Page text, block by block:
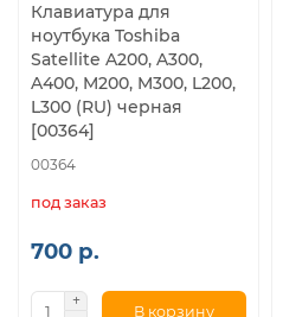
Клавиатура для
ноутбука Toshiba
Satellite A200, A300,
A400, M200, M300, L200,
L300 (RU) черная
[00364]
00364
под заказ
700 р.
В корзину